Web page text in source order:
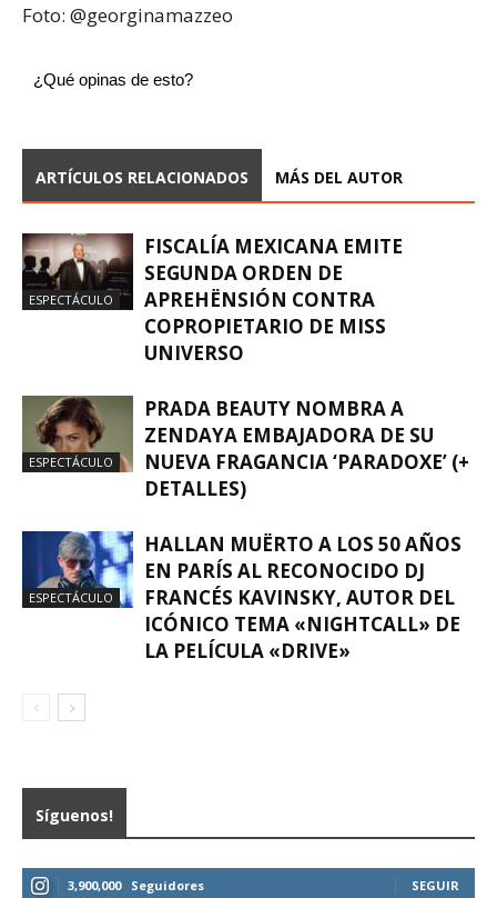
Foto: @georginamazzeo
¿Qué opinas de esto?
ARTÍCULOS RELACIONADOS MÁS DEL AUTOR
ESPECTÁCULO
FISCALÍA MEXICANA EMITE
SEGUNDA ORDEN DE
APREHËNSIÓN CONTRA
COPROPIETARIO DE MISS
UNIVERSO
ESPECTÁCULO
PRADA BEAUTY NOMBRA A
ZENDAYA EMBAJADORA DE SU
NUEVA FRAGANCIA ‘PARADOXE’ (+
DETALLES)
ESPECTÁCULO
HALLAN MUËRTO A LOS 50 AÑOS
EN PARÍS AL RECONOCIDO DJ
FRANCÉS KAVINSKY, AUTOR DEL
ICÓNICO TEMA «NIGHTCALL» DE
LA PELÍCULA «DRIVE»
Síguenos!
3,900,000 Seguidores SEGUIR